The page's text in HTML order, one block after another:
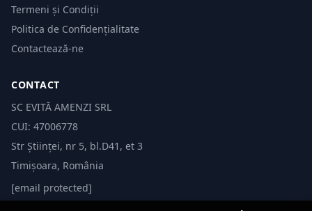
Termeni și Condiții
Politica de Confidențialitate
Contactează-ne
CONTACT
SC EVITĂ AMENZI SRL
CUI: 47006778
Str Științei, nr 5, bl.D41, et 3
Timișoara, România
[email protected]